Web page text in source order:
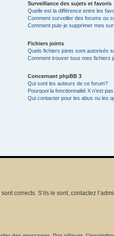
Surveillance des sujets et favoris
Quelle est la différence entre les
Comment surveiller des forums ou
Comment puis-je supprimer mes
Fichiers joints
Quels fichiers joints sont autorisés
Comment trouver tous mes fichiers
Concernant phpBB 3
Qui sont les auteurs de ce forum?
Pourquoi la fonctionnalité X n’est
Qui contacter pour les abus ou les
corrects. S’ils le sont, contactez